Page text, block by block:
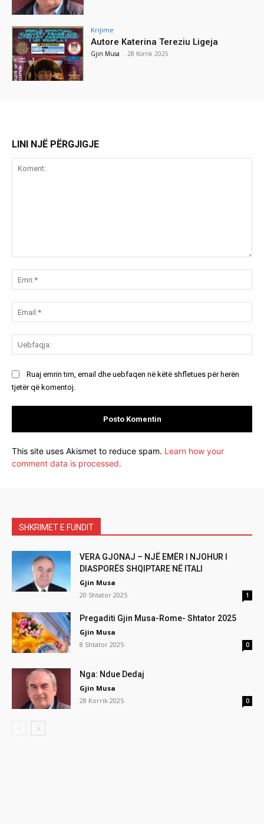
Krijime
Autore Katerina Tereziu Ligeja
Gjin Musa - 28 Korrik 2025
LINI NJË PËRGJIGJE
Ruaj emrin tim, email dhe uebfaqen në këtë shfletues për herën
tjetër që komentoj.
This site uses Akismet to reduce spam. Learn how your
comment data is processed.
SHKRIMET E FUNDIT
VERA GJONAJ – NJË EMËR I NJOHUR I
DIASPORËS SHQIPTARE NË ITALI
Gjin Musa
20 Shtator 2025
1
Pregaditi Gjin Musa-Rome- Shtator 2025
Gjin Musa
8 Shtator 2025
0
Nga: Ndue Dedaj
Gjin Musa
28 Korrik 2025
0